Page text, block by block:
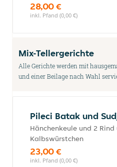
28,00 €
inkl. Pfand (0,00 €)
Mix-Tellergerichte
Alle Gerichte werden mit
und einer Beilage nach Wahl
Pileci Batak und
Hänchenkeule und 2 Rind
Kalbswürstchen
23,00 €
inkl. Pfand (0,00 €)